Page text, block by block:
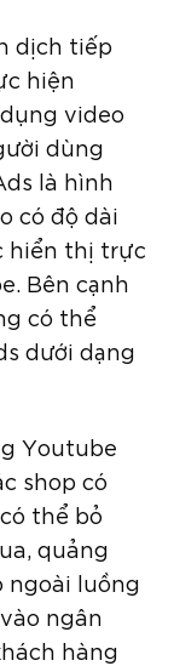
dịch tiếp
hiện
video
dùng
là hình
có độ dài
hiển thị trực
Bên cạnh
có thể
dưới dạng
Youtube
shop có
thể bỏ
quảng
ngoài luồng
ngân
hàng